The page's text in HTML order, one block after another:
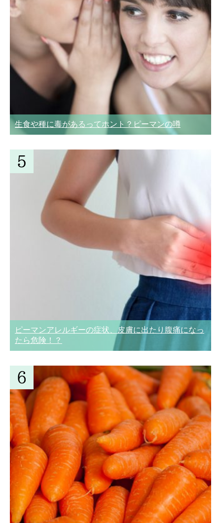
生食や種に毒があるってホント？ピーマンの噂
ピーマンアレルギーの症状、皮膚に出たり腹痛になっ
たら危険！？